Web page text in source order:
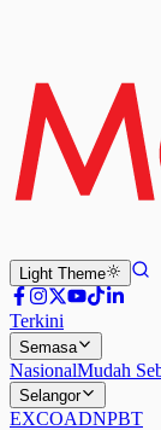
Light Theme
Terkini
Semasa
NasionalMudah
Selangor
EXCOADNPBT